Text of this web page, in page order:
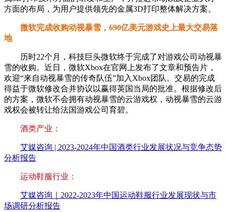
方面的布局，为用户提供领先的金属3D打印整体解决方案。
微软完成收购动视暴雪，690亿美元游戏史上最大交易落
地
历时22个月，科技巨头微软终于完成了对游戏公司动视暴
雪的收购。近日，微软Xbox在官网上发布了文章和预告片，
欢迎“来自动视暴雪的传奇队伍”加入Xbox团队。交易的完成
得益于微软修改合并协议以赢得英国当局的批准。根据修改后
的方案，微软不会拥有动视暴雪的云游戏权，动视暴雪的云游
戏权会被转让给法国游戏公司育碧。
酒类产业：
艾媒咨询 | 2023-2024年中国酒类行业发展状况与竞争态势
分析报告
运动鞋服行业：
艾媒咨询｜2022-2023年中国运动鞋服行业发展现状与市
场调研分析报告